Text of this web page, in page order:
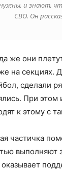
и знают,
СВО. Он
же они
на секциях.
сделали
При этом
к этому с
частичка
выполняют